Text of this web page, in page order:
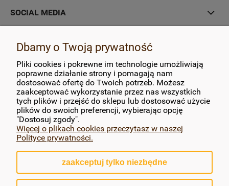
SOCIAL MEDIA
PŁATNOŚCI I DOSTAWA
INFORMACJE
O NAS
pokaż pełną wersję strony
Dbamy o Twoją prywatność
Pliki cookies i pokrewne im technologie umożliwiają
poprawne działanie strony i pomagają nam
dostosować ofertę do Twoich potrzeb. Możesz
zaakceptować wykorzystanie przez nas wszystkich
tych plików i przejść do sklepu lub dostosować użycie
plików do swoich preferencji, wybierając opcję
"Dostosuj zgody".
Więcej o plikach cookies przeczytasz w naszej
Polityce prywatności.
zaakceptuj tylko niezbędne